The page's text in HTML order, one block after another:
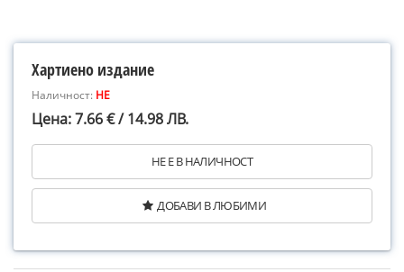
Хартиено издание
Наличност: НЕ
Цена: 7.66 € / 14.98 ЛВ.
НЕ Е В НАЛИЧНОСТ
ДОБАВИ В ЛЮБИМИ